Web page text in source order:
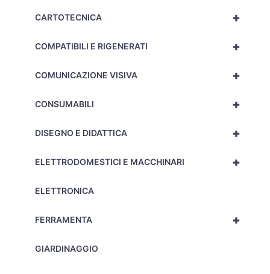
+
CARTOTECNICA
+
COMPATIBILI E RIGENERATI
+
COMUNICAZIONE VISIVA
+
CONSUMABILI
+
DISEGNO E DIDATTICA
+
ELETTRODOMESTICI E MACCHINARI
ELETTRONICA
+
FERRAMENTA
GIARDINAGGIO